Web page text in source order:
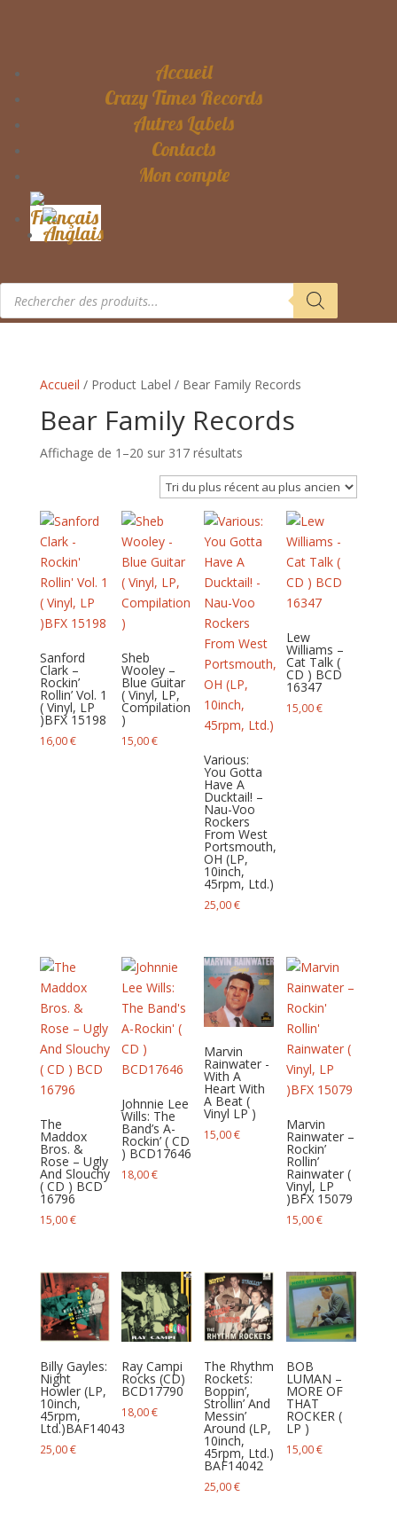
Accueil
Crazy Times Records
Autres Labels
Contacts
Mon compte
Recherche
produits
Accueil / Product Label / Bear Family Records
Bear Family Records
Affichage de 1–20 sur 317 résultatsTrié
du
plus
au
plus
ancien
Sanford
Clark –
Rockin’
Rollin’ Vol. 1
( Vinyl, LP
)BFX 15198
16,00€
Sheb
Wooley –
Blue Guitar
( Vinyl, LP,
Compilation
)
15,00€
Various:
You Gotta
Have A
Ducktail! –
Nau-Voo
Rockers
From West
Portsmouth,
OH (LP,
10inch,
45rpm, Ltd.)
25,00€
Lew
Williams –
Cat Talk (
CD ) BCD
16347
15,00€
The
Maddox
Bros. &
Rose – Ugly
And Slouchy
( CD ) BCD
16796
15,00€
Johnnie Lee
Wills: The
Band’s A-
Rockin’ ( CD
) BCD17646
18,00€
Marvin
Rainwater -
With A
Heart With
A Beat (
Vinyl LP )
15,00€
Marvin
Rainwater –
Rockin’
Rollin’
Rainwater (
Vinyl, LP
)BFX 15079
15,00€
Billy Gayles:
Night
Howler (LP,
10inch,
45rpm,
Ltd.)BAF14043
25,00€
Ray Campi
Rocks (CD)
BCD17790
18,00€
The Rhythm
Rockets:
Boppin’,
Strollin’ And
Messin’
Around (LP,
10inch,
45rpm, Ltd.)
BAF14042
25,00€
BOB
LUMAN –
MORE OF
THAT
ROCKER (
LP )
15,00€